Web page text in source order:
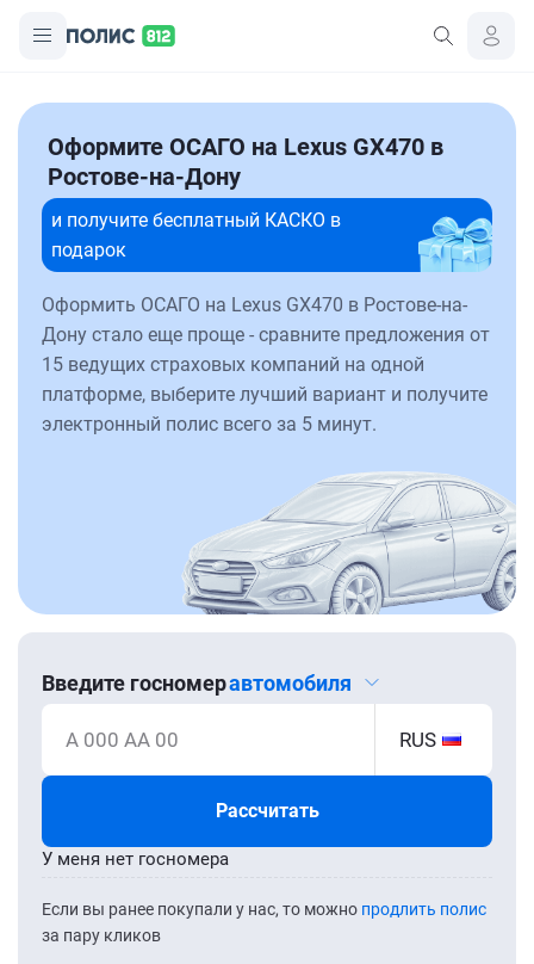
Оформите ОСАГО на Lexus GX470 в
Ростове-на-Дону
и получите бесплатный КАСКО в
подарок
Оформить ОСАГО на Lexus GX470 в Ростове-на-
Дону стало еще проще - сравните предложения от
15 ведущих страховых компаний на одной
платформе, выберите лучший вариант и получите
электронный полис всего за 5 минут.
Введите госномеравтомобиля
А 000 АА 00 RUS
Рассчитать
Если вы ранее покупали у нас, то можно продлить полис
за пару кликов
У меня нет госномера